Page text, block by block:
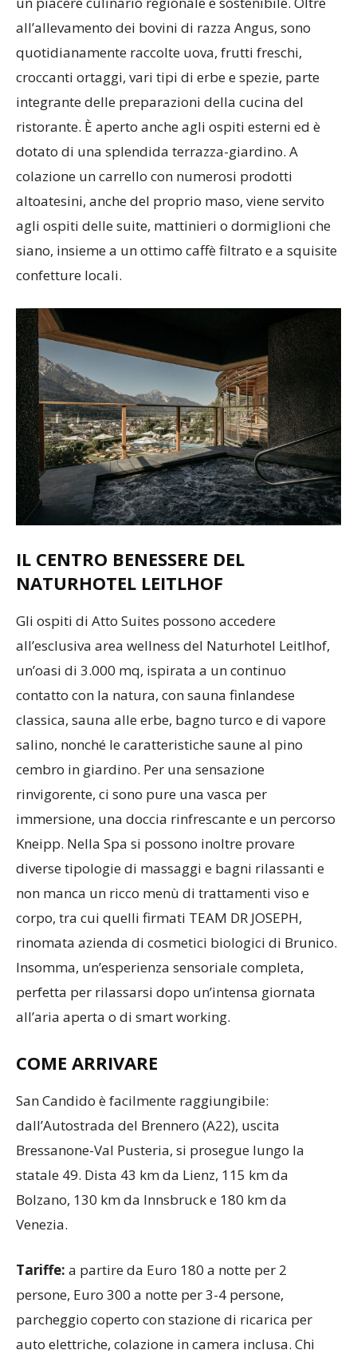
all’allevamento dei bovini di razza Angus, sono
quotidianamente raccolte uova, frutti freschi,
croccanti ortaggi, vari tipi di erbe e spezie, parte
integrante delle preparazioni della cucina del
ristorante. È aperto anche agli ospiti esterni ed è
dotato di una splendida terrazza-giardino. A
colazione un carrello con numerosi prodotti
altoatesini, anche del proprio maso, viene servito
agli ospiti delle suite, mattinieri o dormiglioni che
siano, insieme a un ottimo caffè filtrato e a squisite
confetture locali.
IL CENTRO BENESSERE DEL
NATURHOTEL LEITLHOF
Gli ospiti di Atto Suites possono accedere
all’esclusiva area wellness del Naturhotel Leitlhof,
un’oasi di 3.000 mq, ispirata a un continuo
contatto con la natura, con sauna finlandese
classica, sauna alle erbe, bagno turco e di vapore
salino, nonché le caratteristiche saune al pino
cembro in giardino. Per una sensazione
rinvigorente, ci sono pure una vasca per
immersione, una doccia rinfrescante e un percorso
Kneipp. Nella Spa si possono inoltre provare
diverse tipologie di massaggi e bagni rilassanti e
non manca un ricco menù di trattamenti viso e
corpo, tra cui quelli firmati TEAM DR JOSEPH,
rinomata azienda di cosmetici biologici di Brunico.
Insomma, un’esperienza sensoriale completa,
perfetta per rilassarsi dopo un’intensa giornata
all’aria aperta o di smart working.
COME ARRIVARE
San Candido è facilmente raggiungibile:
dall’Autostrada del Brennero (A22), uscita
Bressanone-Val Pusteria, si prosegue lungo la
statale 49. Dista 43 km da Lienz, 115 km da
Bolzano, 130 km da Innsbruck e 180 km da
Venezia.
Tariffe: a partire da Euro 180 a notte per 2
persone, Euro 300 a notte per 3-4 persone,
parcheggio coperto con stazione di ricarica per
auto elettriche, colazione in camera inclusa. Chi